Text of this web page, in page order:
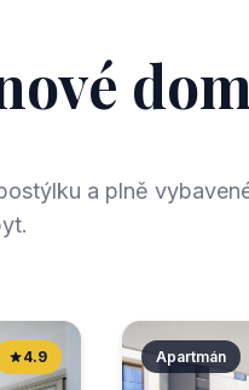
a plně
4.9 Apartmán